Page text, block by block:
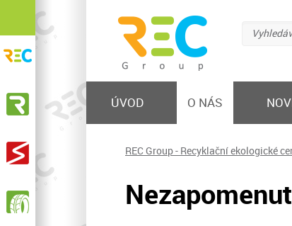
ÚVOD O NÁS
REC Group - Recyklační ekologické
Recyklační ekologické centrum
KOVOSTEEL Recycling, s.r.o.
Výkup železa a barevných kovů, prodej hutního
materiálu, nakládání s odpadem
Výkup a zpracování elektroodpadu
RPG Recycling, s.r.o.
Sběr, svoz, recyklace opotřebených pneumatik,